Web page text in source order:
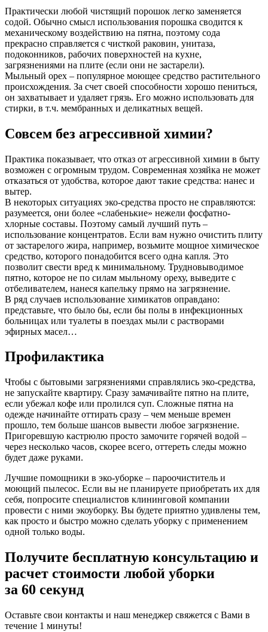
Практически любой чистящий порошок легко заменяется
содой. Обычно смысл использования порошка сводится к
механическому воздействию на пятна, поэтому сода
прекрасно справляется с чисткой раковин, унитаза,
подоконников, рабочих поверхностей на кухне,
загрязнениями на плите (если они не застарели).
Мыльный орех – популярное моющее средство растительного
происхождения. За счет своей способности хорошо пениться,
он захватывает и удаляет грязь. Его можно использовать для
стирки, в т.ч. мембранных и деликатных вещей.
Совсем без агрессивной химии?
Практика показывает, что отказ от агрессивной химии в быту
возможен с огромным трудом. Современная хозяйка не может
отказаться от удобства, которое дают такие средства: нанес и
вытер.
В некоторых ситуациях эко-средства просто не справляются:
разумеется, они более «слабенькие» нежели фосфатно-
хлорные составы. Поэтому самый лучший путь –
использование концентратов. Если вам нужно очистить плиту
от застарелого жира, например, возьмите мощное химическое
средство, которого понадобится всего одна капля. Это
позволит свести вред к минимальному. Трудновыводимое
пятно, которое не по силам мыльному ореху, выведите с
отбеливателем, нанеся капельку прямо на загрязнение.
В ряд случаев использование химикатов оправдано:
представьте, что было бы, если бы полы в инфекционных
больницах или туалеты в поездах мыли с растворами
эфирных масел…
Профилактика
Чтобы с бытовыми загрязнениями справлялись эко-средства,
не запускайте квартиру. Сразу замачивайте пятно на плите,
если убежал кофе или пролился суп. Сложные пятна на
одежде начинайте оттирать сразу – чем меньше времен
прошло, тем больше шансов вывести любое загрязнение.
Пригоревшую кастрюлю просто замочите горячей водой –
через несколько часов, скорее всего, оттереть следы можно
будет даже руками.
Лучшие помощники в эко-уборке – пароочиститель и
моющий пылесос. Если вы не планируете приобретать их для
себя, попросите специалистов клининговой компании
провести с ними экоуборку. Вы будете приятно удивлены тем,
как просто и быстро можно сделать уборку с применением
одной только воды.
Получите бесплатную консультацию и
расчет стоимости любой уборки
за 60 секунд
Оставьте свои контакты и наш менеджер свяжется с Вами в
течение 1 минуты!